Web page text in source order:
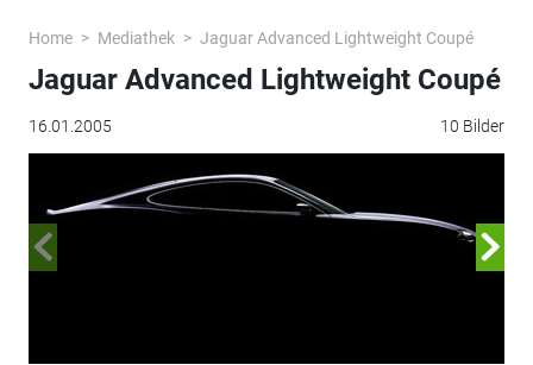
Home Mediathek Jaguar Advanced Lightweight Coupé
16.01.2005 10 Bilder
Jaguar Advanced Lightweight Coupé